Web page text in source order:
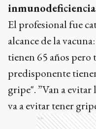
El profesional fue
alcance de la
tienen 65 años
predisponente
gripe". ”Van a
va a evitar tener
Ads